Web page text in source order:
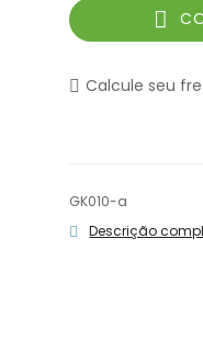
Calcule seu
GK010-a
Descrição